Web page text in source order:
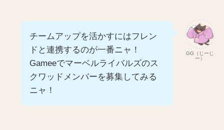
GG（じーじ
ー）
チームアップを活かすにはフレン
ドと連携するのが一番ニャ！
Gameeでマーベルライバルズのス
クワッドメンバーを募集してみる
ニャ！